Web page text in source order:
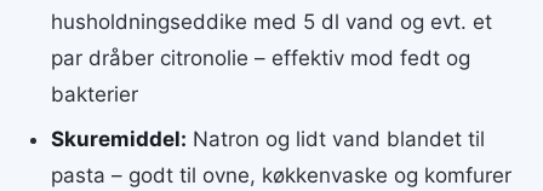
husholdningseddike med 5 dl vand og evt. et
par dråber citronolie – effektiv mod fedt og
bakterier
Skuremiddel: Natron og lidt vand blandet til
pasta – godt til ovne, køkkenvaske og komfurer